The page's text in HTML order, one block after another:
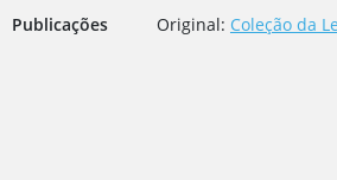
Publicações Original: Coleção da